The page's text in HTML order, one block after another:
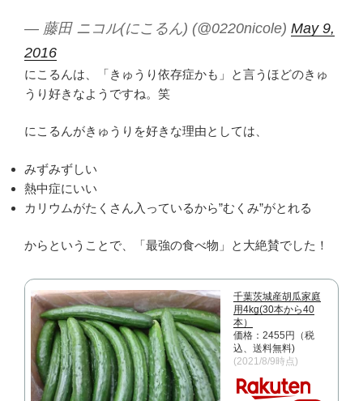
— 藤田 ニコル(にこるん) (@0220nicole) May 9,
2016
にこるんは、「きゅうり依存症かも」と言うほどのきゅ
うり好きなようですね。笑
にこるんがきゅうりを好きな理由としては、
みずみずしい
熱中症にいい
カリウムがたくさん入っているから”むくみ”がとれる
からということで、「最強の食べ物」と大絶賛でした！
千葉茨城産胡瓜家庭
用4kg(30本から40
本）
価格：2455円（税
込、送料無料)
(2021/8/9時点)